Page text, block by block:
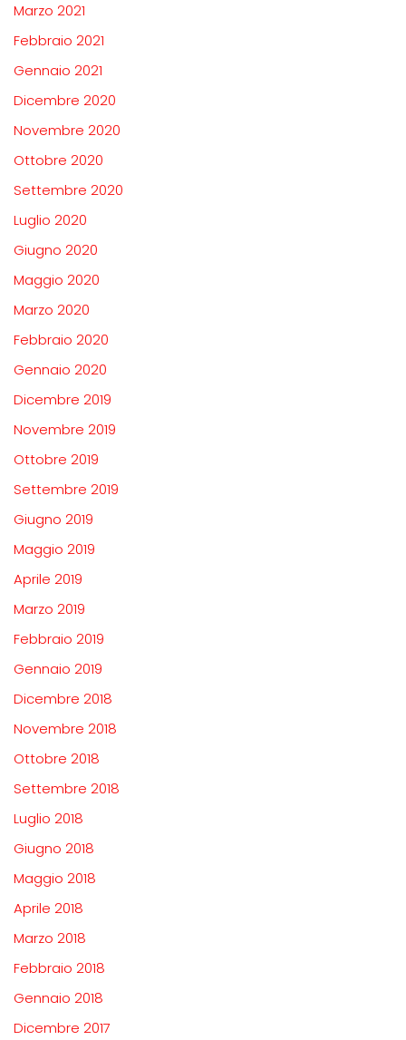
Marzo 2021
Febbraio 2021
Gennaio 2021
Dicembre 2020
Novembre 2020
Ottobre 2020
Settembre 2020
Luglio 2020
Giugno 2020
Maggio 2020
Marzo 2020
Febbraio 2020
Gennaio 2020
Dicembre 2019
Novembre 2019
Ottobre 2019
Settembre 2019
Giugno 2019
Maggio 2019
Aprile 2019
Marzo 2019
Febbraio 2019
Gennaio 2019
Dicembre 2018
Novembre 2018
Ottobre 2018
Settembre 2018
Luglio 2018
Giugno 2018
Maggio 2018
Aprile 2018
Marzo 2018
Febbraio 2018
Gennaio 2018
Dicembre 2017